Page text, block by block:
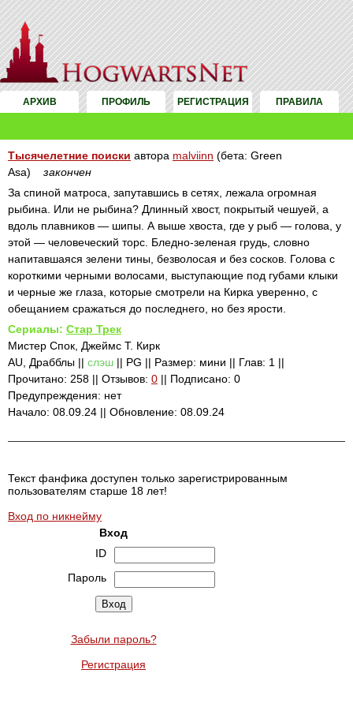
АРХИВ ПРОФИЛЬ РЕГИСТРАЦИЯ ПРАВИЛА
Тысячелетние поиски автора malviinn (бета: Green
Asa) закончен
За спиной матроса, запутавшись в сетях, лежала огромная
рыбина. Или не рыбина? Длинный хвост, покрытый чешуей, а
вдоль плавников — шипы. А выше хвоста, где у рыб — голова, у
этой — человеческий торс. Бледно-зеленая грудь, словно
напитавшаяся зелени тины, безволосая и без сосков. Голова с
короткими черными волосами, выступающие под губами клыки
и черные же глаза, которые смотрели на Кирка уверенно, с
обещанием сражаться до последнего, но без ярости.
Сериалы: Стар Трек
Мистер Спок, Джеймс Т. Кирк
AU, Драбблы || слэш || PG || Размер: мини || Глав: 1 ||
Прочитано: 258 || Отзывов: 0 || Подписано: 0
Предупреждения: нет
Начало: 08.09.24 || Обновление: 08.09.24
Текст фанфика доступен только зарегистрированным
пользователям старше 18 лет!
Вход по никнейму
Вход
ID
Пароль
Забыли пароль?
Регистрация